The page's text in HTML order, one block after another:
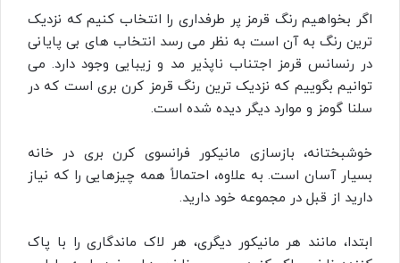
اگر بخواهیم رنگ قرمز پر طرفداری را انتخاب کنیم که نزدیک‌
ترین رنگ به آن است به نظر می‌ رسد انتخاب‌ های بی‌ پایانی
در رنسانس قرمز اجتناب‌ ناپذیر مد و زیبایی وجود دارد. می‌
توانیم بگوییم که نزدیک‌ ترین رنگ قرمز کرن بری است که در
سلنا گومز و موارد دیگر دیده شده است.
خوشبختانه، بازسازی مانیکور فرانسوی کرن بری در خانه
بسیار آسان است. به علاوه، احتمالاً همه چیزهایی را که نیاز
دارید از قبل در مجموعه خود دارید.
ابتدا، مانند هر مانیکور دیگری، هر لاک ماندگاری را با پاک